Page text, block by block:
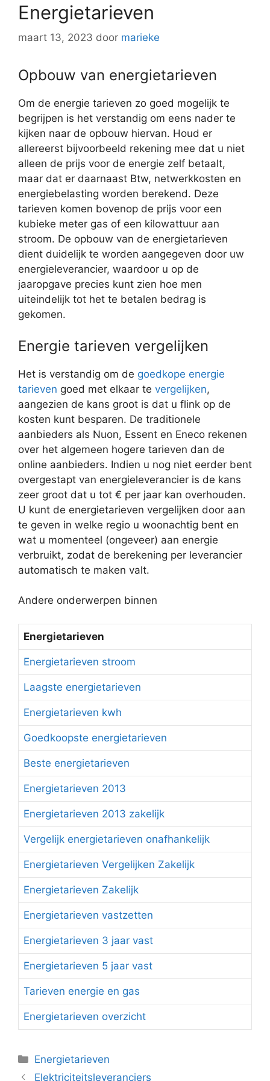
Energietarieven
maart 13, 2023 door marieke
Opbouw van energietarieven
Om de energie tarieven zo goed mogelijk te
begrijpen is het verstandig om eens nader te
kijken naar de opbouw hiervan. Houd er
allereerst bijvoorbeeld rekening mee dat u niet
alleen de prijs voor de energie zelf betaalt,
maar dat er daarnaast Btw, netwerkkosten en
energiebelasting worden berekend. Deze
tarieven komen bovenop de prijs voor een
kubieke meter gas of een kilowattuur aan
stroom. De opbouw van de energietarieven
dient duidelijk te worden aangegeven door uw
energieleverancier, waardoor u op de
jaaropgave precies kunt zien hoe men
uiteindelijk tot het te betalen bedrag is
gekomen.
Energie tarieven vergelijken
Het is verstandig om de goedkope energie
tarieven goed met elkaar te vergelijken,
aangezien de kans groot is dat u flink op de
kosten kunt besparen. De traditionele
aanbieders als Nuon, Essent en Eneco rekenen
over het algemeen hogere tarieven dan de
online aanbieders. Indien u nog niet eerder bent
overgestapt van energieleverancier is de kans
zeer groot dat u tot € per jaar kan overhouden.
U kunt de energietarieven vergelijken door aan
te geven in welke regio u woonachtig bent en
wat u momenteel (ongeveer) aan energie
verbruikt, zodat de berekening per leverancier
automatisch te maken valt.
Andere onderwerpen binnen
Energietarieven
Energietarieven stroom
Laagste energietarieven
Energietarieven kwh
Goedkoopste energietarieven
Beste energietarieven
Energietarieven 2013
Energietarieven 2013 zakelijk
Vergelijk energietarieven onafhankelijk
Energietarieven Vergelijken Zakelijk
Energietarieven Zakelijk
Energietarieven vastzetten
Energietarieven 3 jaar vast
Energietarieven 5 jaar vast
Tarieven energie en gas
Energietarieven overzicht
Categorieën
Energietarieven
Elektriciteitsleveranciers